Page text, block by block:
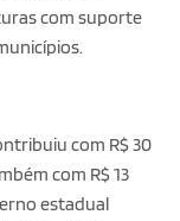
com suporte
com R$ 30
com R$ 13
estadual